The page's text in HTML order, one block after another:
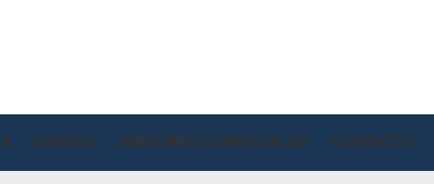
USADOS ASESORES COMERCIALES CONTACTO